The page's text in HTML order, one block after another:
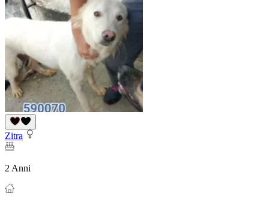
Zitra
2 Anni